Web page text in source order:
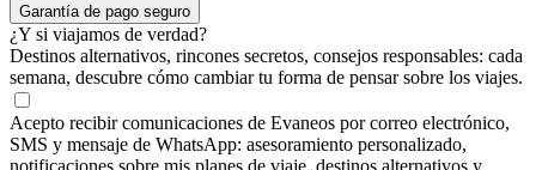
Garantía de pago seguro
¿Y si viajamos de verdad?
Destinos alternativos, rincones secretos, consejos responsables: cada
semana, descubre cómo cambiar tu forma de pensar sobre los viajes.
Acepto recibir comunicaciones de Evaneos por correo electrónico,
SMS y mensaje de WhatsApp: asesoramiento personalizado,
notificaciones sobre mis planes de viaje, destinos alternativos y